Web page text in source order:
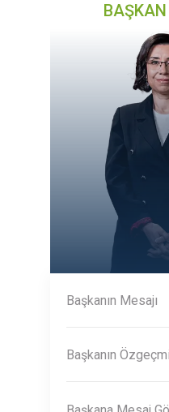
BAŞKAN
Başkanın Mesajı
Başkanın